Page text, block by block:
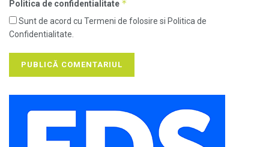
Politica de confidentialitate *
Sunt de acord cu Termeni de folosire si Politica de
Confidentialitate.